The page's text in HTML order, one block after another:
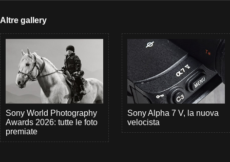
Altre gallery
Sony World Photography
Awards 2026: tutte le foto
premiate
Sony Alpha 7 V, la nuova
velocista